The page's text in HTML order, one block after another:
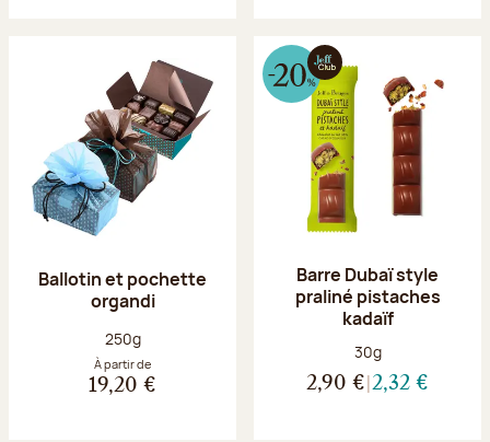
Ballotin et pochette
organdi
Poids net :
250g
À partir de
19,20 €
Barre Dubaï style
praliné pistaches
kadaïf
Poids net :
30g
2,90 € 2,32 €